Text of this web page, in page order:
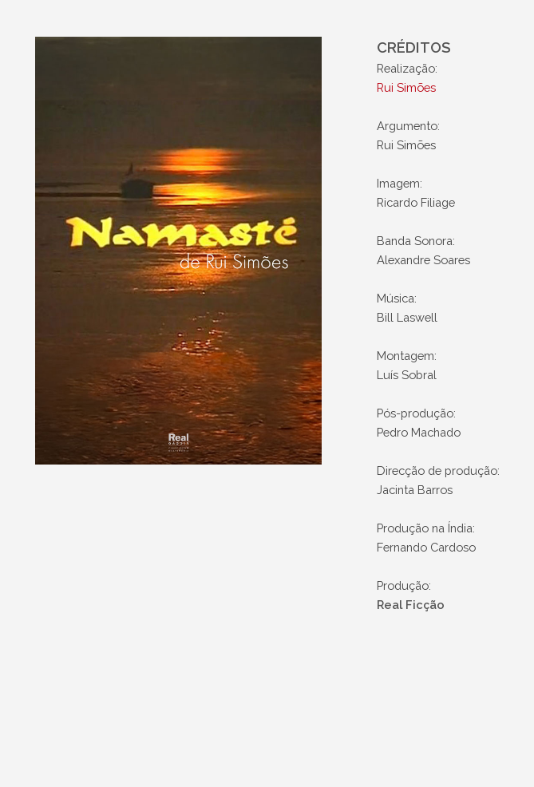
CRÉDITOS
Realização:
Rui Simões
Argumento:
Rui Simões
Imagem:
Ricardo Filiage
Banda Sonora:
Alexandre Soares
Música:
Bill Laswell
Montagem:
Luís Sobral
Pós-produção:
Pedro Machado
Direcção de produção:
Jacinta Barros
Produção na Índia:
Fernando Cardoso
Produção:
Real Ficção